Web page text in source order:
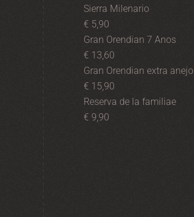
Sierra Milenario
€ 5,90
Gran Orendian 7 Anos
€ 13,60
Gran Orendian extra anejo
€ 15,90
Reserva de la familiae
€ 9,90